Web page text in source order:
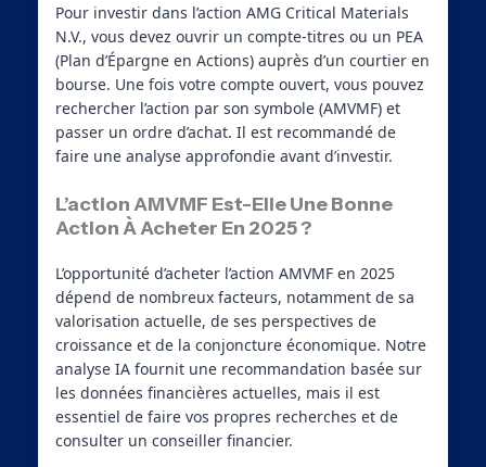
Pour investir dans l’action AMG Critical Materials
N.V., vous devez ouvrir un compte-titres ou un PEA
(Plan d’Épargne en Actions) auprès d’un courtier en
bourse. Une fois votre compte ouvert, vous pouvez
rechercher l’action par son symbole (AMVMF) et
passer un ordre d’achat. Il est recommandé de
faire une analyse approfondie avant d’investir.
L’action AMVMF Est-Elle Une Bonne
Action À Acheter En 2025 ?
L’opportunité d’acheter l’action AMVMF en 2025
dépend de nombreux facteurs, notamment de sa
valorisation actuelle, de ses perspectives de
croissance et de la conjoncture économique. Notre
analyse IA fournit une recommandation basée sur
les données financières actuelles, mais il est
essentiel de faire vos propres recherches et de
consulter un conseiller financier.